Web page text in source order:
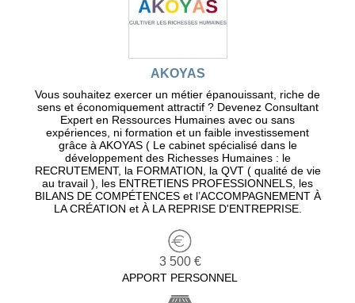
AKOYAS
Vous souhaitez exercer un métier épanouissant, riche de
sens et économiquement attractif ? Devenez Consultant
Expert en Ressources Humaines avec ou sans
expériences, ni formation et un faible investissement
grâce à AKOYAS ( Le cabinet spécialisé dans le
développement des Richesses Humaines : le
RECRUTEMENT, la FORMATION, la QVT ( qualité de vie
au travail ), les ENTRETIENS PROFESSIONNELS, les
BILANS DE COMPÉTENCES et l’ACCOMPAGNEMENT À
LA CRÉATION et À LA REPRISE D'ENTREPRISE.
3 500 €
APPORT PERSONNEL